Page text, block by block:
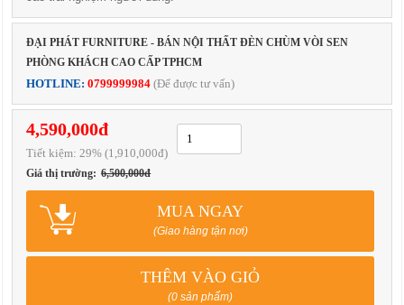
ĐẠI PHÁT FURNITURE - BÁN NỘI THẤT ĐÈN CHÙM VÒI SEN
PHÒNG KHÁCH CAO CẤP TPHCM
HOTLINE:0799999984 (Để được tư vấn)
4,590,000đ
Tiết kiệm:29% (1,910,000đ)
Giá thị trường: 6,500,000đ
MUA NGAY
(Giao hàng tận nơi)
THÊM VÀO GIỎ
(0 sản phẩm)